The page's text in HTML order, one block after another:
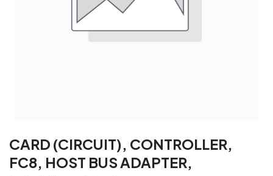
CARD (CIRCUIT), CONTROLLER,
FC8, HOST BUS ADAPTER,